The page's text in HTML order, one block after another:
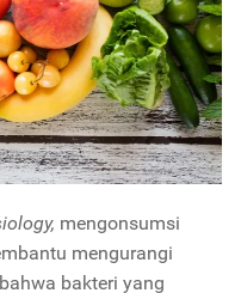
mengonsumsi
mengurangi
bakteri yang